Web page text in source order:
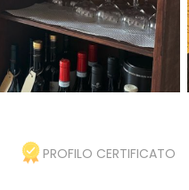
PROFILO CERTIFICATO